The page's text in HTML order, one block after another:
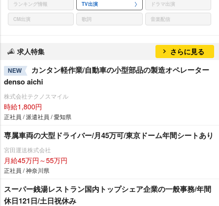
ランキング情報 TV出演 ドラマ出演
CM出演 歌詞 音楽配信
求人特集 さらに見る
NEW
カンタン軽作業/自動車の小型部品の製造オペレーター
denso aichi
株式会社テクノスマイル
時給1,800円
正社員 / 派遣社員 / 愛知県
専属車両の大型ドライバー/月45万可/東京ドーム年間シートあり
宮田運送株式会社
月給45万円～55万円
正社員 / 神奈川県
スーパー銭湯レストラン国内トップシェア企業の一般事務/年間
休日121日/土日祝休み